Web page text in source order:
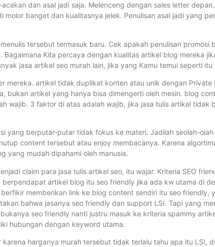
dan asal jadi saja. Melenceng dengan sales letter
banget dan kualitasnya jelek. Penulisan asal jadi yang
tersebut termasuk baru. Cek apakah penulisan promosi
Bagaimana Kita percaya dengan kualitas artikel blog mereka
jasa artikel seo murah lain, jika yang Kamu temui seperti itu
mereka. artikel tidak duplikat konten atau unik dengan Private
bukan artikel yang hanya bisa dimengerti oleh mesin. blog
wajib. 3 faktor di atas adalah wajib, jika jasa tulis artikel tidak
yang berputar-putar tidak fokus ke materi. Jadilah seolah-
content tersebut atau enjoy membacanya. Karena
yang mudah dipahami oleh manusia.
claim para jasa tulis artikel seo, itu wajar. Kriteria SEO
berpendapat artikel blog itu seo friendly jika ada kw utama di
memberikan link ke blog content sendiri itu seo friendly,
bahwa jasanya seo friendly dan support LSI. Tapi yang
seo friendly nanti justru masuk ke kriteria spammy
hubungan dengan keyword utama.
harganya murah tersebut tidak terlalu tahu apa itu LSI,